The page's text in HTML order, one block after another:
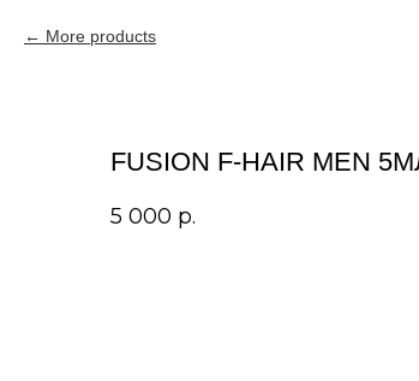
More products
FUSION F-HAIR MEN
5 000 р.